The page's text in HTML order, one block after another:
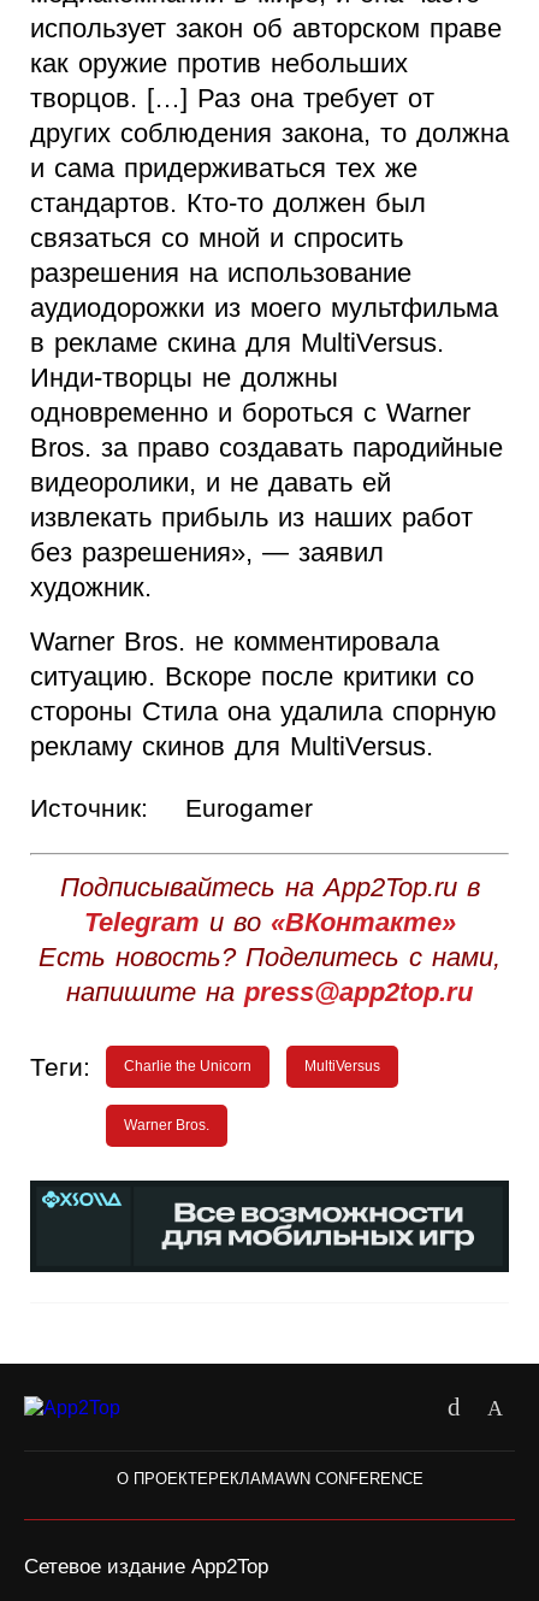
использует закон об авторском праве
как оружие против небольших
творцов. […] Раз она требует от
других соблюдения закона, то должна
и сама придерживаться тех же
стандартов. Кто-то должен был
связаться со мной и спросить
разрешения на использование
аудиодорожки из моего мультфильма
в рекламе скина для MultiVersus.
Инди-творцы не должны
одновременно и бороться с Warner
Bros. за право создавать пародийные
видеоролики, и не давать ей
извлекать прибыль из наших работ
без разрешения», — заявил
художник.
Warner Bros. не комментировала
ситуацию. Вскоре после критики со
стороны Стила она удалила спорную
рекламу скинов для MultiVersus.
Источник: Eurogamer
Подписывайтесь на App2Top.ru в
Telegram и во «ВКонтакте»
Есть новость? Поделитесь с нами,
напишите на press@app2top.ru
Теги: Charlie the Unicorn MultiVersus
Warner Bros.
О ПРОЕКТЕРЕКЛАМАWN CONFERENCE
Сетевое издание App2Top